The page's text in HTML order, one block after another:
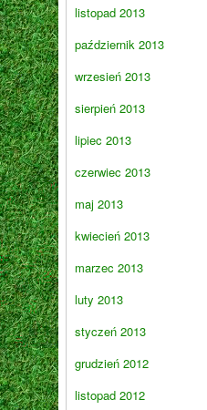
listopad 2013
październik 2013
wrzesień 2013
sierpień 2013
lipiec 2013
czerwiec 2013
maj 2013
kwiecień 2013
marzec 2013
luty 2013
styczeń 2013
grudzień 2012
listopad 2012